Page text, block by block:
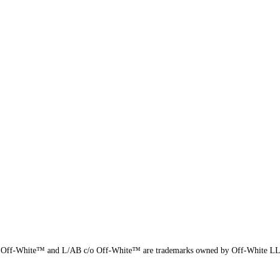
Off-White™ and L/AB c/o Off-White™ are trademarks owned by Off-White